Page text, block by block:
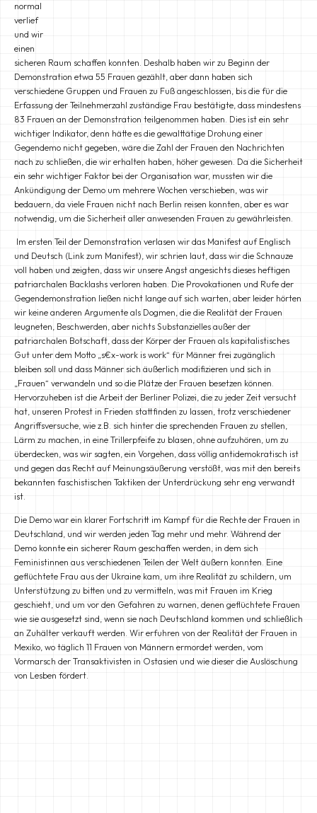
normal
verlief
und wir
einen
sicheren Raum schaffen konnten. Deshalb haben wir zu Beginn der
Demonstration etwa 55 Frauen gezählt, aber dann haben sich
verschiedene Gruppen und Frauen zu Fuß angeschlossen, bis die für die
Erfassung der Teilnehmerzahl zuständige Frau bestätigte, dass mindestens
83 Frauen an der Demonstration teilgenommen haben. Dies ist ein sehr
wichtiger Indikator, denn hätte es die gewalttätige Drohung einer
Gegendemo nicht gegeben, wäre die Zahl der Frauen den Nachrichten
nach zu schließen, die wir erhalten haben, höher gewesen. Da die Sicherheit
ein sehr wichtiger Faktor bei der Organisation war, mussten wir die
Ankündigung der Demo um mehrere Wochen verschieben, was wir
bedauern, da viele Frauen nicht nach Berlin reisen konnten, aber es war
notwendig, um die Sicherheit aller anwesenden Frauen zu gewährleisten.
Im ersten Teil der Demonstration verlasen wir das Manifest auf Englisch
und Deutsch (Link zum Manifest), wir schrien laut, dass wir die Schnauze
voll haben und zeigten, dass wir unsere Angst angesichts dieses heftigen
patriarchalen Backlashs verloren haben. Die Provokationen und Rufe der
Gegendemonstration ließen nicht lange auf sich warten, aber leider hörten
wir keine anderen Argumente als Dogmen, die die Realität der Frauen
leugneten, Beschwerden, aber nichts Substanzielles außer der
patriarchalen Botschaft, dass der Körper der Frauen als kapitalistisches
Gut unter dem Motto „s€x-work is work“ für Männer frei zugänglich
bleiben soll und dass Männer sich äußerlich modifizieren und sich in
„Frauen“ verwandeln und so die Plätze der Frauen besetzen können.
Hervorzuheben ist die Arbeit der Berliner Polizei, die zu jeder Zeit versucht
hat, unseren Protest in Frieden stattfinden zu lassen, trotz verschiedener
Angriffsversuche, wie z.B. sich hinter die sprechenden Frauen zu stellen,
Lärm zu machen, in eine Trillerpfeife zu blasen, ohne aufzuhören, um zu
überdecken, was wir sagten, ein Vorgehen, dass völlig antidemokratisch ist
und gegen das Recht auf Meinungsäußerung verstößt, was mit den bereits
bekannten faschistischen Taktiken der Unterdrückung sehr eng verwandt
ist.
Die Demo war ein klarer Fortschritt im Kampf für die Rechte der Frauen in
Deutschland, und wir werden jeden Tag mehr und mehr. Während der
Demo konnte ein sicherer Raum geschaffen werden, in dem sich
Feministinnen aus verschiedenen Teilen der Welt äußern konnten. Eine
geflüchtete Frau aus der Ukraine kam, um ihre Realität zu schildern, um
Unterstützung zu bitten und zu vermitteln, was mit Frauen im Krieg
geschieht, und um vor den Gefahren zu warnen, denen geflüchtete Frauen
wie sie ausgesetzt sind, wenn sie nach Deutschland kommen und schließlich
an Zuhälter verkauft werden. Wir erfuhren von der Realität der Frauen in
Mexiko, wo täglich 11 Frauen von Männern ermordet werden, vom
Vormarsch der Transaktivisten in Ostasien und wie dieser die Auslöschung
von Lesben fördert.